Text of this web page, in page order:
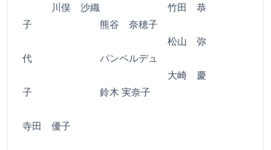
川俣 沙織 竹田 恭
子 熊谷 奈穂子
松山 弥
代 パンペルデュ
大崎 慶
子 鈴木 実奈子
寺田 優子